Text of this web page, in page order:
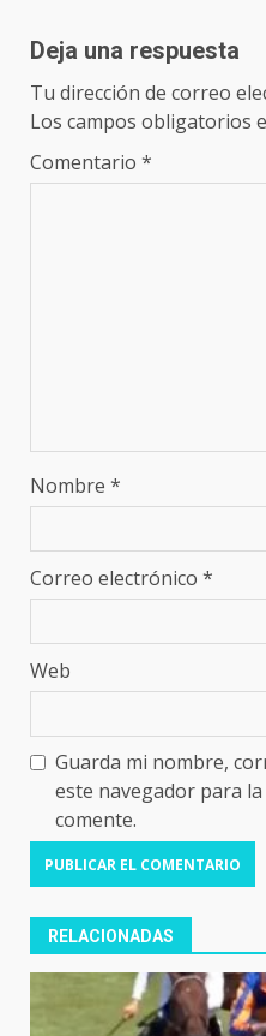
Deja una respuesta
Tu dirección de correo
Los campos obligatorios
Comentario *
Nombre *
Correo electrónico *
Web
Guarda mi nombre,
este navegador para
comente.
RELACIONADAS